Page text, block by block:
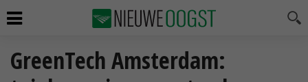
GreenTech Amsterdam: